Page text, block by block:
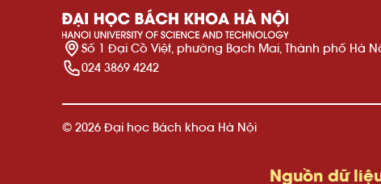
Số 1 Đại Cồ Việt, phường Bạch Mai, Thành phố Hà
024 3869 4242
© 2026 Đại học Bách khoa Hà Nội
Nguồn dữ liệu số: Tài